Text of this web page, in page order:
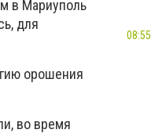
в Мариуполь
для
орошения
во время
08:55